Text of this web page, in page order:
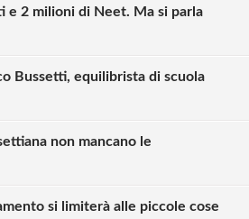
e 2 milioni di Neet. Ma si parla
Bussetti, equilibrista di scuola
non mancano le
si limiterà alle piccole cose